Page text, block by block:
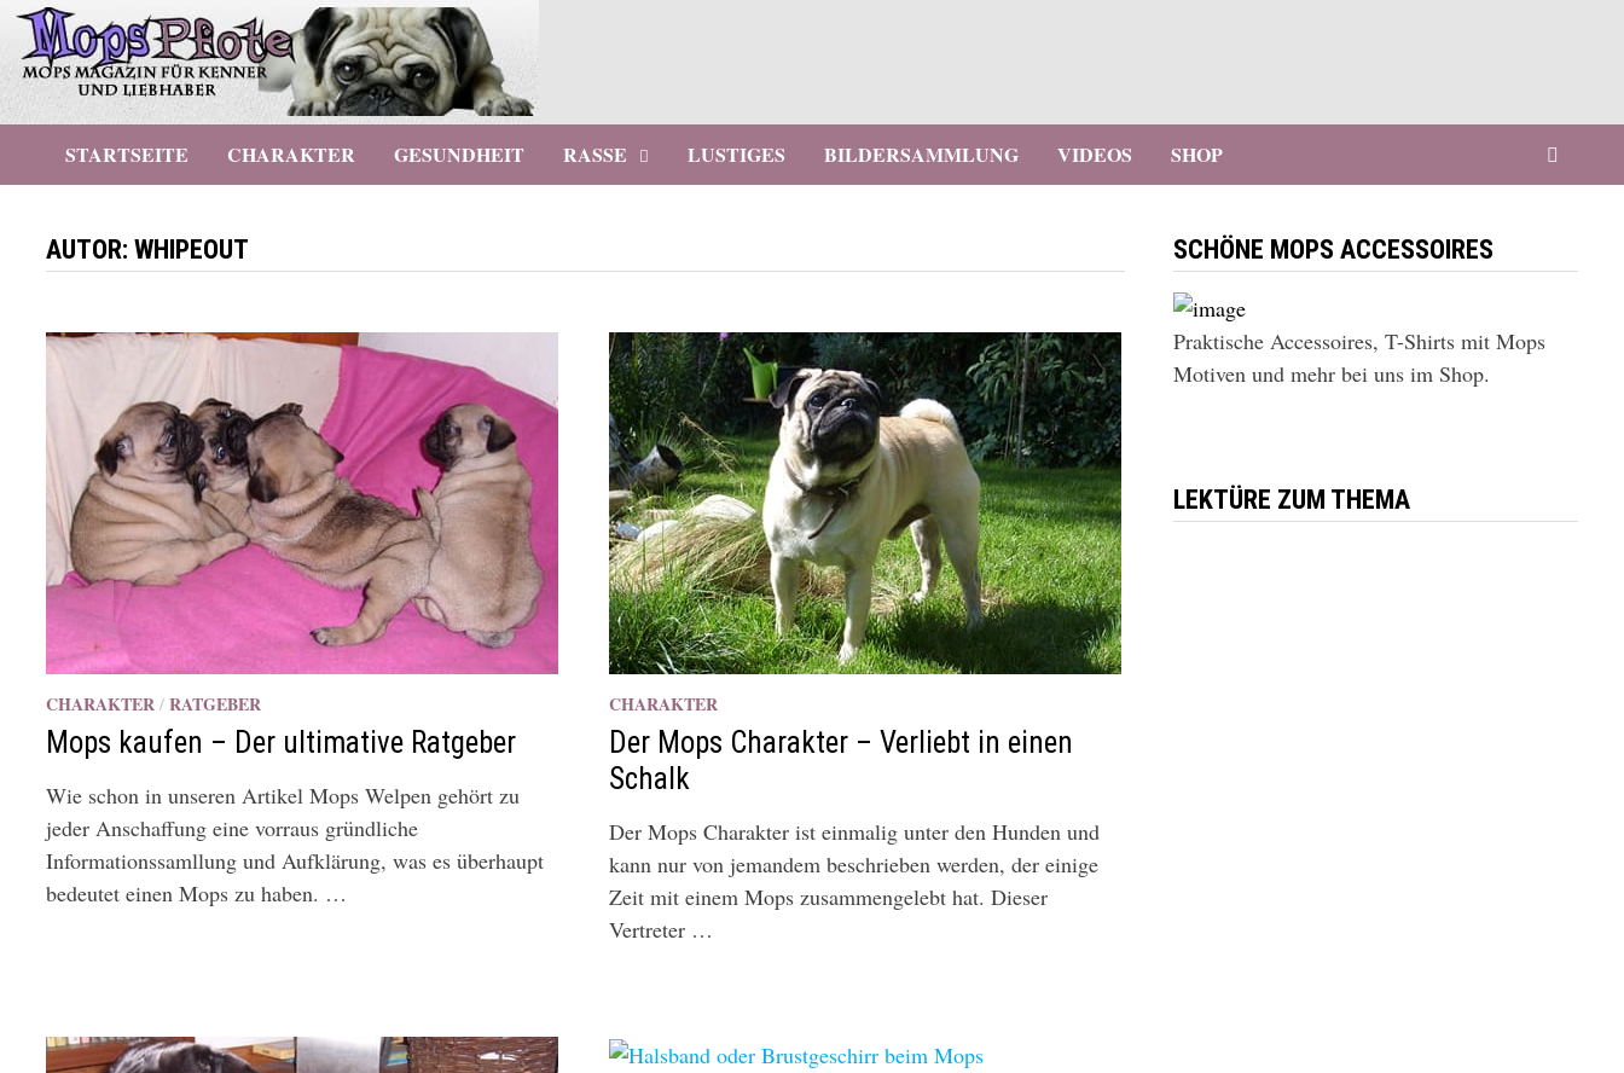
Zurück
zum
Inhalt
STARTSEITE CHARAKTER GESUNDHEIT RASSE LUSTIGES BILDERSAMMLUNG VIDEOS SHOP
AUTOR:WHIPEOUT
CHARAKTER/RATGEBER
Mops kaufen – Der ultimative Ratgeber
Wie schon in unseren Artikel Mops Welpen gehört zu
jeder Anschaffung eine vorraus gründliche
Informationssamllung und Aufklärung, was es überhaupt
bedeutet einen Mops zu haben. …
CHARAKTER
Der Mops Charakter – Verliebt in einen
Schalk
Der Mops Charakter ist einmalig unter den Hunden und
kann nur von jemandem beschrieben werden, der einige
Zeit mit einem Mops zusammengelebt hat. Dieser
Vertreter …
SCHÖNE MOPS ACCESSOIRES
Praktische Accessoires, T-Shirts mit Mops
Motiven und mehr bei uns im Shop.
LEKTÜRE ZUM THEMA